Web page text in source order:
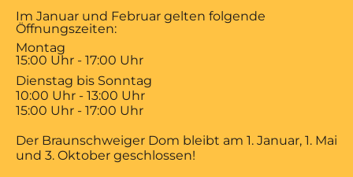
Im Januar und Februar gelten folgende
Öffnungszeiten:
Montag
15:00 Uhr - 17:00 Uhr
Dienstag bis Sonntag
10:00 Uhr - 13:00 Uhr
15:00 Uhr - 17:00 Uhr
Der Braunschweiger Dom bleibt am 1. Januar, 1. Mai
und 3. Oktober geschlossen!